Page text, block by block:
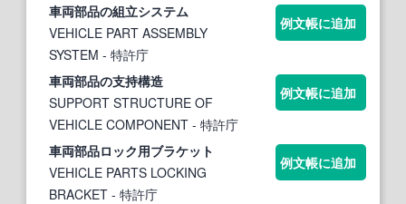
車両部品の組立システム
VEHICLE PART ASSEMBLY
SYSTEM - 特許庁
例文帳に追加
車両部品の支持構造
SUPPORT STRUCTURE OF
VEHICLE COMPONENT - 特許庁
例文帳に追加
車両部品ロック用ブラケット
VEHICLE PARTS LOCKING
BRACKET - 特許庁
例文帳に追加